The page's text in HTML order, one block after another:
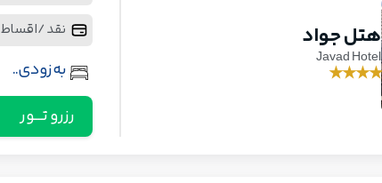
هتل جواد
Javad Hotel
★
★
★
★
نقد / اقساط
به زودی..
رزرو تـــور